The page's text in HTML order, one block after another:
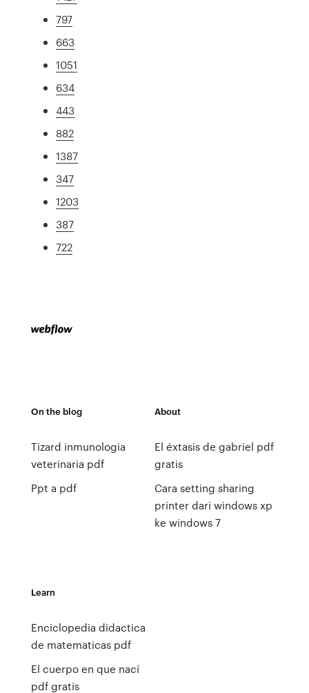
797
663
1051
634
443
882
1387
347
1203
387
722
On the blog
Tizard inmunologia
veterinaria pdf
Ppt a pdf
About
El éxtasis de gabriel pdf
gratis
Cara setting sharing
printer dari windows xp
ke windows 7
Learn
Enciclopedia didactica
de matematicas pdf
El cuerpo en que nací
pdf gratis